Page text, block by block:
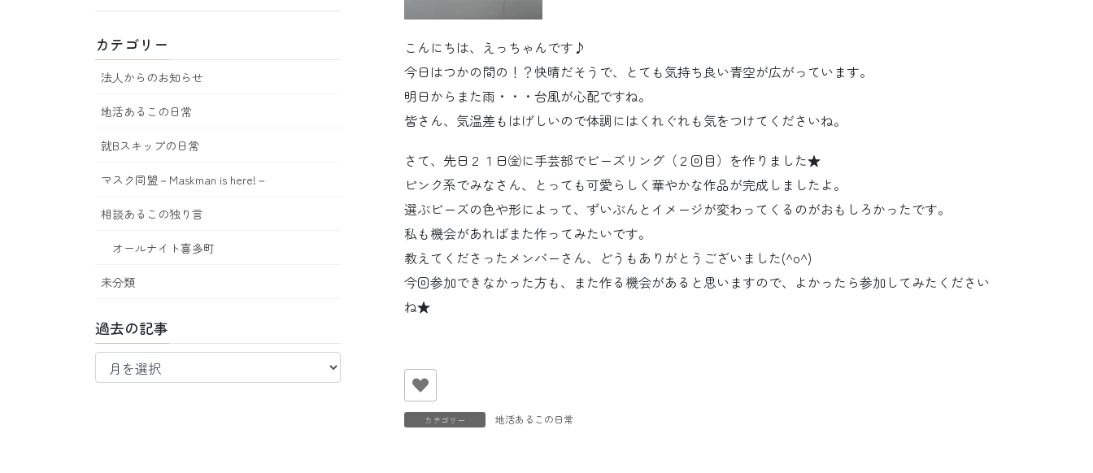
こんにちは、えっちゃんです♪
今日はつかの間の！？快晴だそうで、とても気持ち良い青空が広がっています。
明日からまた雨・・・台風が心配ですね。
皆さん、気温差もはげしいので体調にはくれぐれも気をつけてくださいね。
さて、先日２１日㈮に手芸部でビーズリング（２回目）を作りました★
ピンク系でみなさん、とっても可愛らしく華やかな作品が完成しましたよ。
選ぶビーズの色や形によって、ずいぶんとイメージが変わってくるのがおもしろかったです。
私も機会があればまた作ってみたいです。
教えてくださったメンバーさん、どうもありがとうございました(^o^)
今回参加できなかった方も、また作る機会があると思いますので、よかったら参加してみたください
ね★
カテゴリー 地活あるこの日常
カテゴリー
法人からのお知らせ
地活あるこの日常
就Bスキップの日常
マスク同盟－Maskman is here!－
相談あるこの独り言
オールナイト喜多町
未分類
過去の記事
過